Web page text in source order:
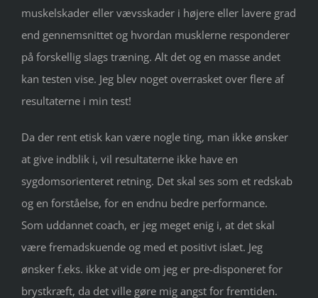
muskelskader eller vævsskader i højere eller lavere grad
end gennemsnittet og hvordan musklerne responderer
på forskellig slags træning. Alt det og en masse andet
kan testen vise. Jeg blev noget overrasket over flere af
resultaterne i min test!
Da der rent etisk kan være nogle ting, man ikke ønsker
at give indblik i, vil resultaterne ikke have en
sygdomsorienteret retning. Det skal ses som et redskab
og en forståelse, for en endnu bedre performance.
Som uddannet coach, er jeg meget enig i, at det skal
være fremadskuende og med et positivt islæt. Jeg
ønsker f.eks. ikke at vide om jeg er pre-disponeret for
brystkræft, da det ville gøre mig angst for fremtiden.